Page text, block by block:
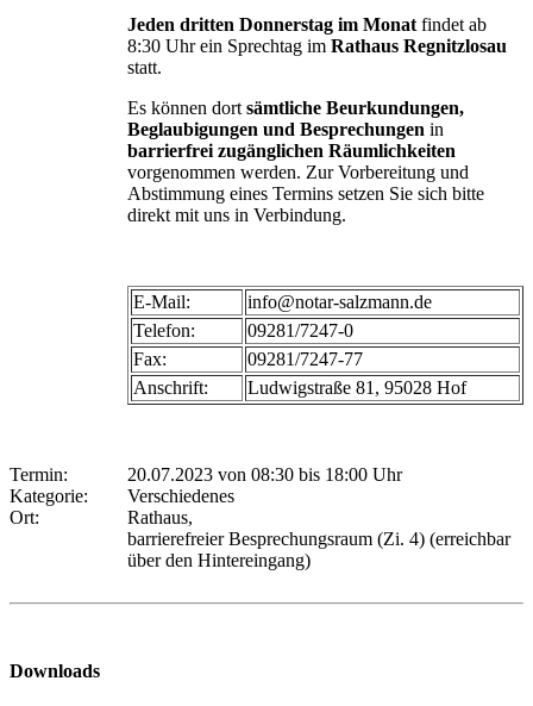
Jeden dritten Donnerstag im Monat findet ab
8:30 Uhr ein Sprechtag im Rathaus Regnitzlosau
statt.
Es können dort sämtliche Beurkundungen,
Beglaubigungen und Besprechungen in
barrierfrei zugänglichen Räumlichkeiten
vorgenommen werden. Zur Vorbereitung und
Abstimmung eines Termins setzen Sie sich bitte
direkt mit uns in Verbindung.
E-Mail:
info@notar-salzmann.de
Telefon:
09281/7247-0
Fax:
09281/7247-77
Anschrift:
Ludwigstraße 81, 95028 Hof
Termin: 20.07.2023 von 08:30 bis 18:00 Uhr
Kategorie:
Verschiedenes
Ort:
Rathaus,
barrierefreier Besprechungsraum (Zi. 4) (erreichbar
über den Hintereingang)
Downloads